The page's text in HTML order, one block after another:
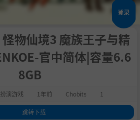
登录
怪物仙境3 魔族王子与精
官中简体|容量6.6
8GB
演游戏 1年前 Chobits 1
跳转下载